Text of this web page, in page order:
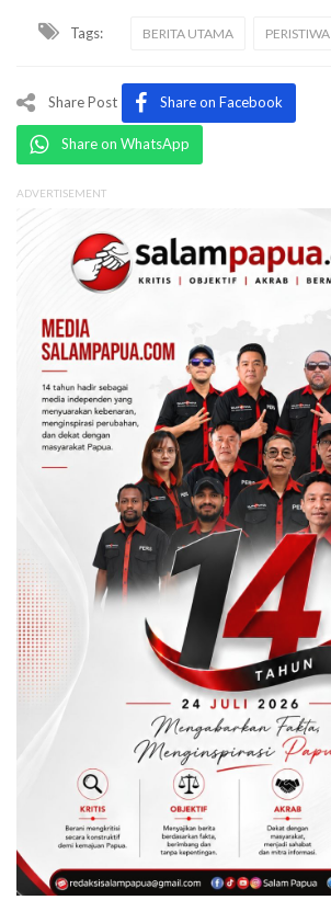
Tags: BERITA UTAMA PERISTIWA
Share Post Share on Facebook
Share on WhatsApp
ADVERTISEMENT